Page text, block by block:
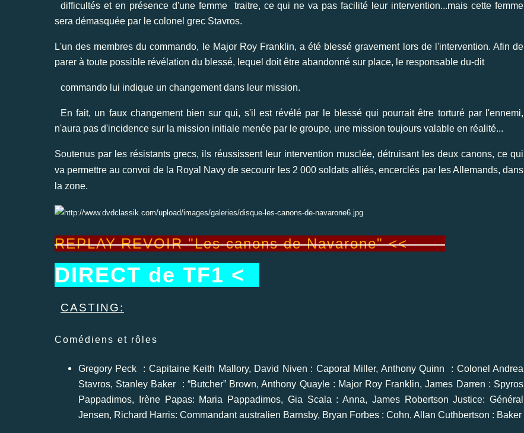
difficultés et en présence d'une femme traitre, ce qui ne va pas facilité leur intervention...mais cette femme
sera démasquée par le colonel grec Stavros.
L'un des membres du commando, le Major Roy Franklin, a été blessé gravement lors de l'intervention. Afin de
parer à toute possible révélation du blessé, lequel doit être abandonné sur place, le responsable du-dit
commando lui indique un changement dans leur mission.
En fait, un faux changement bien sur qui, s'il est révélé par le blessé qui pourrait être torturé par l'ennemi,
n'aura pas d'incidence sur la mission initiale menée par le groupe, une mission toujours valable en réalité...
Soutenus par les résistants grecs, ils réussissent leur intervention musclée, détruisant les deux canons, ce qui
va permettre au convoi de la Royal Navy de secourir les 2 000 soldats alliés, encerclés par les Allemands, dans
la zone.
REPLAY-REVOIR "Les canons de Navarone" <<
DIRECT de TF1 <
CASTING:
Comédiens et rôles
Gregory Peck
: Capitaine Keith Mallory, David Niven : Caporal Miller, Anthony Quinn : Colonel Andrea
Stavros, Stanley Baker : “Butcher” Brown, Anthony Quayle : Major Roy Franklin, James Darren : Spyros
Pappadimos, Irène Papas: Maria Pappadimos, Gia Scala : Anna, James Robertson Justice: Général
Jensen, Richard Harris: Commandant australien Barnsby, Bryan Forbes : Cohn, Allan Cuthbertson : Baker